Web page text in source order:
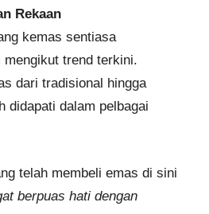
Rekaan
kemas sentiasa
mengikut trend terkini.
dari tradisional hingga
didapati dalam pelbagai
telah membeli emas di sini
berpuas hati dengan